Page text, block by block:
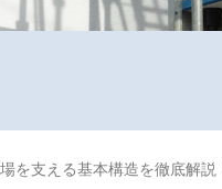
を支える基本構造を徹底解説